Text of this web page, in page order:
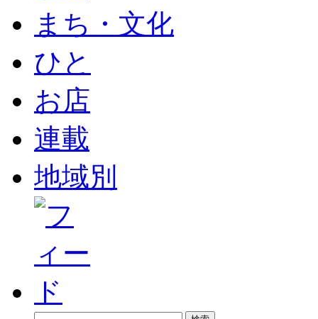
まち・文化
ひと
お店
連載
地域別